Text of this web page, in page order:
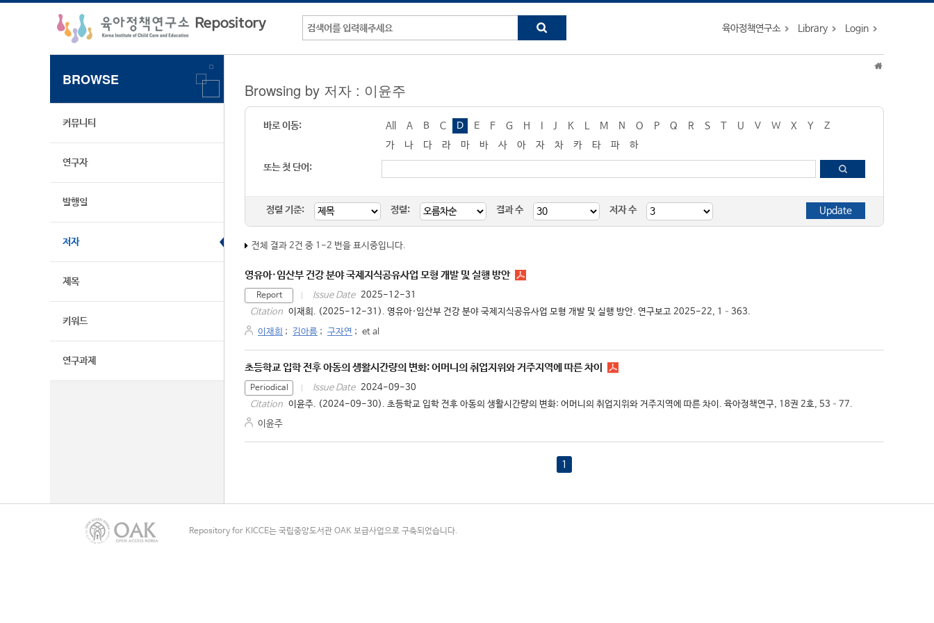
육아정책연구소 Library Login
BROWSE
커뮤니티
연구자
발행일
저자
제목
키워드
연구과제
Browsing by 저자 : 이윤주
바로 이동: All A B C D E F G H J K M N O P Q R S T U V W X Y
Z
가
나 다 라 마 바 사 아 자 차 카 타 파
하
또는 첫 단어:
정렬 기준: 정렬: 결과 수 저자 수
전체 결과 2건 중 1-2 번을 표시중입니다.
영유아·임산부 건강 분야 국제지식공유사업 모형 개발 및 실행 방안
Report Issue Date 2025-12-31
Citation 이재희. (2025-12-31). 영유아·임산부 건강 분야 국제지식공유사업 모형 개발 및 실행 방안. 연구보고 2025-22, 1–363.
이재희 ; 김아름 ; 구자연 ; et al
초등학교 입학 전후 아동의 생활시간량의 변화: 어머니의 취업지위와 거주지역에 따른 차이
Periodical Issue Date 2024-09-30
Citation 이윤주. (2024-09-30). 초등학교 입학 전후 아동의 생활시간량의 변화: 어머니의 취업지위와 거주지역에 따른 차이. 육아정책연구, 18권 2호, 53–77.
이윤주
1
Repository for KICCE는 국립중앙도서관 OAK 보급사업으로 구축되었습니다.